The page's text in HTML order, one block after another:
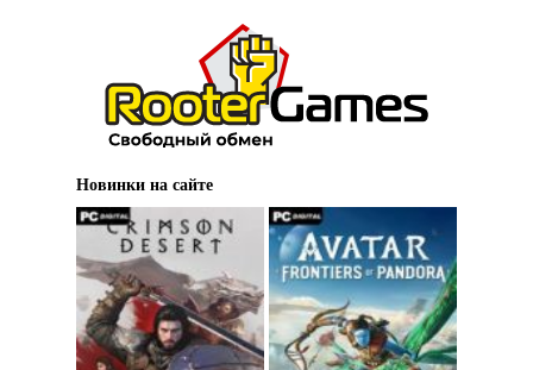
Новинки на сайте